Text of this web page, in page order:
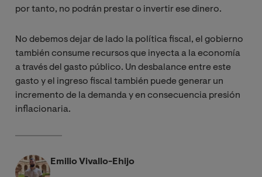
por tanto, no podrán prestar o invertir ese dinero.
No debemos dejar de lado la política fiscal, el gobierno
también consume recursos que inyecta a la economía
a través del gasto público. Un desbalance entre este
gasto y el ingreso fiscal también puede generar un
incremento de la demanda y en consecuencia presión
inflacionaria.
Emilio Vivallo-Ehijo